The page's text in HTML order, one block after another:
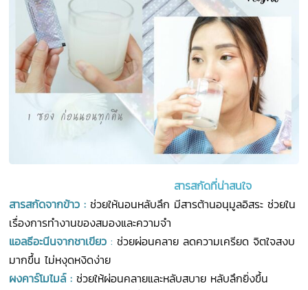
สารสกัดที่น่าสนใจ
สารสกัดจากข้าว : ช่วยให้นอนหลับลึก มีสารต้านอนุมูลอิสระ ช่วยใน
เรื่องการทำงานของสมองและความจำ
แอลธีอะนีนจากชาเขียว:ช่วยผ่อนคลาย ลดความเครียด จิตใจสงบ
มากขึ้น ไม่หงุดหงิดง่าย
ผงคาร์โมไมล์ : ช่วยให้ผ่อนคลายและหลับสบาย หลับลึกยิ่งขึ้น